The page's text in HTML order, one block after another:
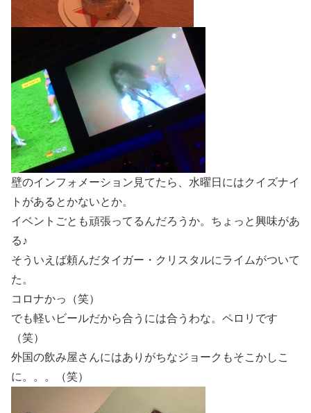
壁のインフォメーション見てたら、水曜日にはクイズナイ
トがあるとかないとか。
イベントごとも頑張ってるんだろうか。ちょっと興味があ
る♪
そういえば頼んだタイガー・クリスタルにライムがついて
た。
コロナかっ（笑）
でも軽いビールだから合うには合うわな。ペロリです
（笑）
外国の飲み屋さんにはありがちなジョークもそこかしこ
に。。。（笑）